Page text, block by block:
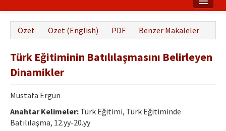
Hakkında
Yayın Politikası
Dergi Kurulları
Yayın İlkeleri
Etik İlkeler
Özet Özet (English) PDF Benzer Makaleler
Türk Eğitiminin Batılılaşmasını Belirleyen
Dinamikler
Mustafa Ergün
Anahtar Kelimeler: Türk Eğitimi, Türk Eğitiminde
Batılılaşma, 12.yy-20.yy